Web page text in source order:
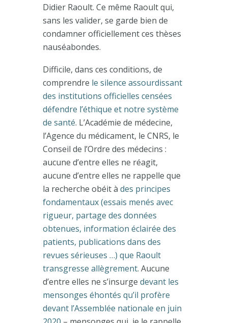
Didier Raoult. Ce même Raoult qui,
sans les valider, se garde bien de
condamner officiellement ces thèses
nauséabondes.
Difficile, dans ces conditions, de
comprendre le silence assourdissant
des institutions officielles censées
défendre l’éthique et notre système
de santé. L’Académie de médecine,
l’Agence du médicament, le CNRS, le
Conseil de l’Ordre des médecins :
aucune d’entre elles ne réagit,
aucune d’entre elles ne rappelle que
la recherche obéit à des principes
fondamentaux (essais menés avec
rigueur, partage des données
obtenues, information éclairée des
patients, publications dans des
revues sérieuses …) que Raoult
transgresse allègrement. Aucune
d’entre elles ne s’insurge devant les
mensonges éhontés qu’il profère
devant l’Assemblée nationale en juin